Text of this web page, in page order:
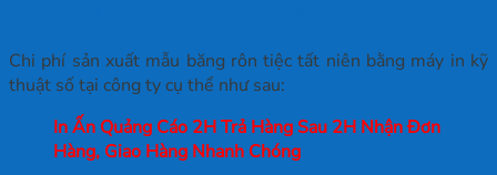
Chi phí sản xuất mẫu băng rôn tiệc tất niên bằng máy in kỹ
thuật số tại công ty cụ thể như sau:
In Ấn Quảng Cáo 2H Trả Hàng Sau 2H Nhận Đơn
Hàng, Giao Hàng Nhanh Chóng